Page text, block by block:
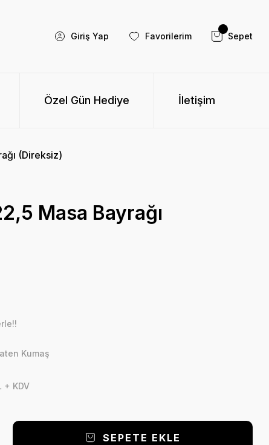
Giriş Yap Favorilerim Sepet
Özel Gün Hediye İletişim
(Direksiz)
Masa Bayrağı
Kumaş
+ KDV
SEPETE EKLE